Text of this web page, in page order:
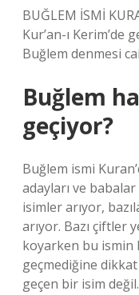
BUĞLEM İSMİ
Kur’an-ı Kerim’de
Buğlem denmesi
Buğlem
geçiyor?
Buğlem ismi
adayları ve
isimler arıyor,
arıyor. Bazı çiftler
koyarken bu ismin
geçmediğine
geçen bir isim değil.